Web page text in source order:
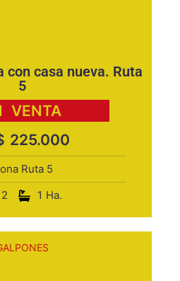
con casa nueva. Ruta
5
VENTA
225.000
Ruta 5
2
1 Ha.